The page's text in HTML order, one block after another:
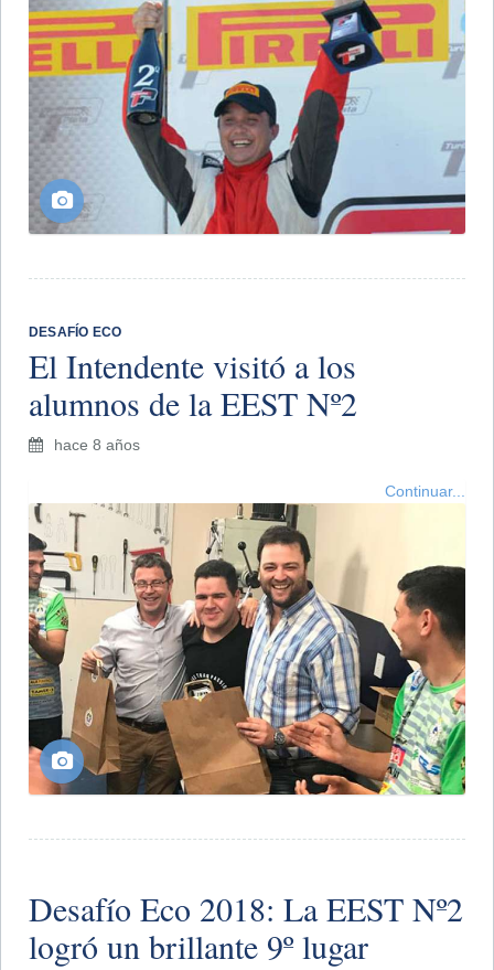
DESAFÍO ECO
El Intendente visitó a los
alumnos de la EEST Nº2
hace 8 años
Continuar...
Desafío Eco 2018: La EEST Nº2
logró un brillante 9º lugar